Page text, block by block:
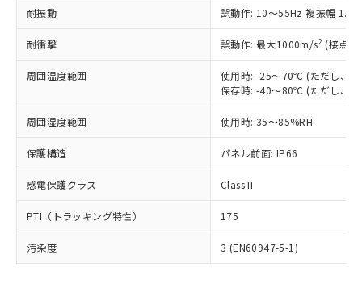
耐振動 誤動作: 10～55Hz 複振幅
耐衝撃 誤動作: 最大1000m/s2 (接点
周囲温度範囲
使用時: -25～70℃ (ただし、氷
保存時: -40～80℃ (ただし、氷
周囲湿度範囲 使用時: 35～85%RH
保護構造 パネル前面: IP66
感電保護クラス Class II
PTI（トラッキング特性） 175
汚染度 3 (EN60947-5-1)
覧された時点での実際の在庫および標
準価格とは異なる場合があることをご
正式な納期状況および標準価格はお客
様のお取引先、またはお客様担当のオ
ムロン制御機器販売店・当社販売員に
オムロン制御機器販売店や当社販売拠
販売ネットワーク
」をご確認
在庫状況および標準価格結果を当社の
事前の承諾なく第三者に漏洩または開
示しないようお願いします。
マイパーツ機能（部品リスト作成サー
ビス）をご利用いただくには、I-Web
鉛(Pb) 1000ppm以下、 水銀(Hg) 1000ppm以下、 カド
六価クロム(Cr(Ⅵ)) 1000ppm以下、ポリ臭化ビフェニル
類(PBB) 1000ppm以下、ポリ臭化ジフェニルエーテル類
ルベンジル（BBP） 1000ppm以下、フタル酸ジブチル
（DBP） 1000ppm以下、フタル酸ジイソブチル
但し、RoHS指令で産業用監視および制御機器に対する
適用除外項目は除く。
フタル酸エステル類の４物質については閾値を超える意
図的な使用がないことを確認しています。
部品在庫の切り替え状況などにより、予定
月が前後することがあります。
*中国RoHS10物質の基準値 (GB/T26572)：
Pb(鉛) :1000ppm、 Hg(水銀) : 1000ppm、 Cd(カドミウ
Cr(Ⅵ)(六価クロム) : 1000ppm、 PBBs(ポリ臭化ビフェ
ニル類) : 1000ppm、 PBDEs(ポリ臭化ジフェニルエーテ
ル類) : 1000ppm、
DBP(フタル酸ジブチル) : 1000ppm、 DIBP(フタル酸ジ
イソブチル) : 1000ppm、 BBP(フタル酸ブチルベンジ
DEHP(フタル酸ビス(2-エチルヘキシル)) : 1000ppm
「ｅ」：有害物質（10物質）のすべてが基
準値以下であることを示します。
「10」：通常の使用状況下において有害物
質が外部に漏えいし、環境に深刻な影響を
及ぼさない年数を意味します。
国政府の輸出許可(または役務取引許
可)を取得するなどの必要な手続きを
当社は規制貨物を破棄する場合は、完
全に破砕するなど、違法に輸出されな
いよう必要な手段を講じます。
当社は貴社製品を、核兵器、ミサイ
ル、化学兵器、生物兵器またはその他
武器並びにこれらの製造装置等に一切
当社は、貴社製品を第三者に販売する
場合は、上記1、2および3の内容を当
該第三者に通知します。また当社は、
販売先および販売に係わる関係者が違
法に輸出するおそれがある場合は、取
り引きをいたしません。
一定数以上の在庫あり
一定数には満たないが在庫あり
在庫なし(最新の在庫状況につ
いては、お客様のお取引先、ま
たはお客様担当のオムロン制御
機器販売店・当社販売員にご確
受注生産機種、また在庫状況の
情報を公開していない機種